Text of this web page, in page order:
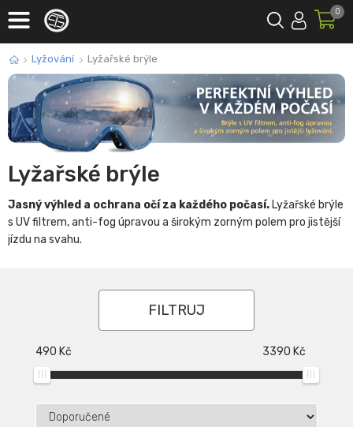
0
Lyžování Lyžařské brýle
Lyžařské brýle
Jasný výhled a ochrana očí za každého počasí. Lyžařské brýle
s UV filtrem, anti-fog úpravou a širokým zorným polem pro jistější
jízdu na svahu.
490 Kč 3390 Kč
FILTRUJ